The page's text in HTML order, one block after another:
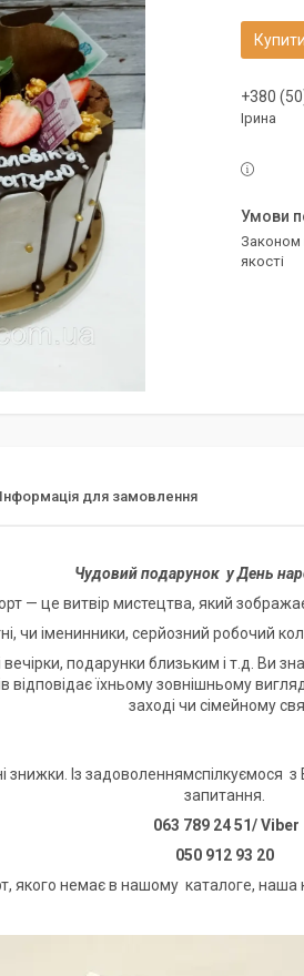
Купити
+380
Ірина
Законом не передбачено повернення та обмін даного товару належної
якості
Інформація для замовлення
Чудовий подарунок у День
— це витвір мистецтва, який зображає
чи іменинники, серйозний робочий
подарунки близьким і т.д. Ви
відповідає їхньому зовнішньому
заході чи сімейному
знижки. Із
запитання.
063 789 24 51/ Viber
050 912 93 20
якого немає в нашому каталоге, наша